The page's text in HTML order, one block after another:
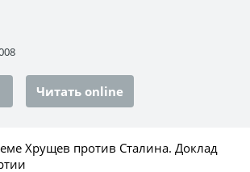
Читать online
Хрущев против Сталина. Доклад